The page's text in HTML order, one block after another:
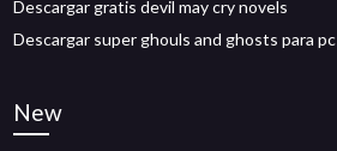
Descargar gratis devil may cry novels
Descargar super ghouls and ghosts para pc
New